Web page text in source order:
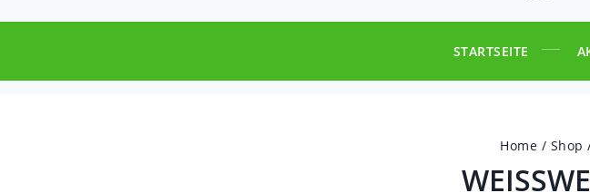
STARTSEITE
Home / Shop